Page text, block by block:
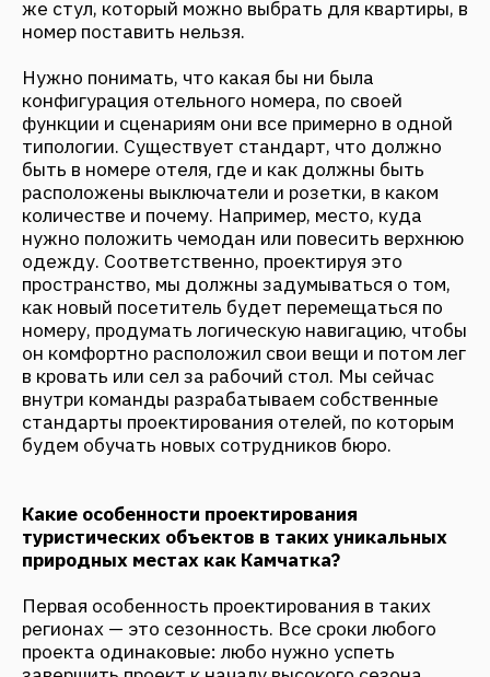
Еще одна сложность и особенность — авторский
надзор. Строительство объекта, который
доступности только общежитие и столовая
строителей, усложняет долгое нахождение
архитекторов на территории. Реализацию
проекта приходится контролировать удаленно,
периодически организовывая командные
выезды совместно с управляющими
строителями.
Ну и, безусловно, когда создаешь проект в таком
удалении от города — нельзя забывать, что это
все-таки отель и гости так или иначе ожидают
должного уровня сервиса. Объект должен быть
полностью самодостаточный, поэтому
необходимо спроектировать автономную
систему обеспечения энергией и водой, а также
продумать размещение и проживание
обслуживающего и управляющего персонала.
Что нравится больше всего?
общественные, у нас есть возможность
наблюдать за впечатлениями людей, который
там останавливаются. И, конечно, читая эти
отзывы, испытываешь невероятные эмоции. В
годы его работы изучала буквально каждый
отзыв. Иногда они даже не были связаны с
самой архитектурой, как ни странно. Но нам
удалось там не просто восстановить прошлые
воспоминания об объекте, но дать возможность